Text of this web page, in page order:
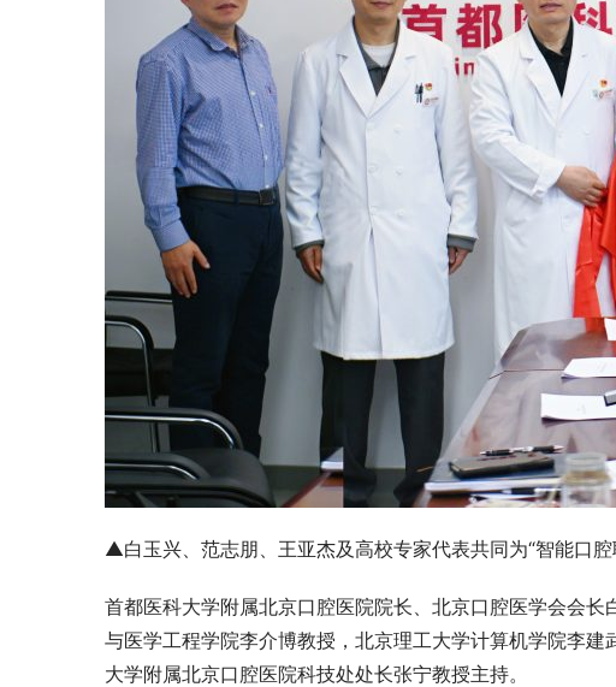
▲白玉兴、范志朋、王亚杰及高校专家代表共同为“智能口
首都医科大学附属北京口腔医院院长、北京口腔医学会会
与医学工程学院李介博教授，北京理工大学计算机学院李
大学附属北京口腔医院科技处处长张宁教授主持。